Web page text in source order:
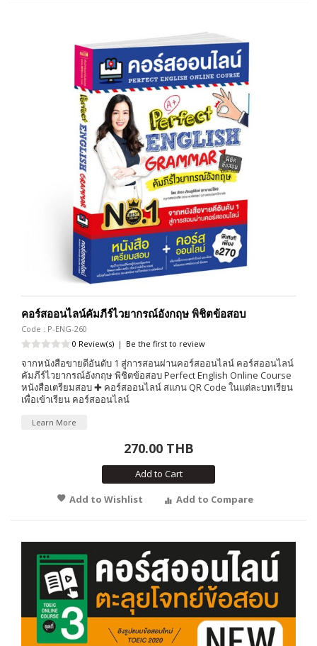
คอร์สออนไลน์คัมภีร์ไวยากรณ์อังกฤษ พิชิตข้อสอบ
Code : P-ENG-260
0 Review(s) | Be the first to review
จากหนังสือขายดีอันดับ 1 สู่การสอนผ่านคอร์สออนไลน์ คอร์สออนไลน์
คัมภีร์ไวยากรณ์อังกฤษ พิชิตข้อสอบ Perfect English Online Course
หนังสือเตรียมสอบ ✚ คอร์สออนไลน์ สแกน QR Code ในแต่ละบทเรียน
เพื่อเข้าเรียน คอร์สออนไลน์
Learn More
270.00 THB
Add to Cart
Add to Wishlist
Add to Compare